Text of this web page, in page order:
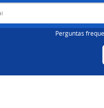
Perguntas